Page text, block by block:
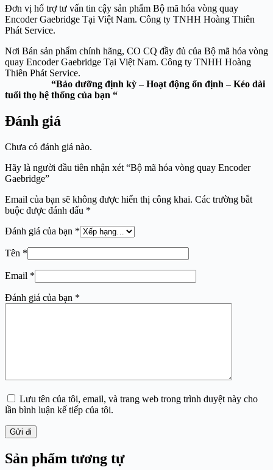
Đơn vị hổ trợ tư vấn tin cậy sản phẩm Bộ mã hóa vòng quay
Encoder Gaebridge Tại Việt Nam. Công ty TNHH Hoàng Thiên
Phát Service.
Nơi Bán sản phẩm chính hãng, CO CQ đầy đủ của Bộ mã hóa vòng
quay Encoder Gaebridge Tại Việt Nam. Công ty TNHH Hoàng
Thiên Phát Service.
“Bảo dưỡng định kỳ – Hoạt động ổn định – Kéo dài
tuổi thọ hệ thống của bạn “
Đánh giá
Chưa có đánh giá nào.
Hãy là người đầu tiên nhận xét “Bộ mã hóa vòng quay Encoder
Gaebridge”
Email của bạn sẽ không được hiển thị công khai. Các trường bắt
buộc được đánh dấu *
Đánh giá của bạn *
Tên *
Email *
Đánh giá của bạn *
Lưu tên của tôi, email, và trang web trong trình duyệt này cho
lần bình luận kế tiếp của tôi.
Gửi đi
Sản phẩm tương tự